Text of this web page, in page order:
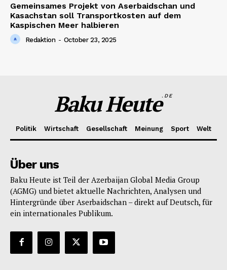
Gemeinsames Projekt von Aserbaidschan und
Kasachstan soll Transportkosten auf dem
Kaspischen Meer halbieren
Redaktion - October 23, 2025
Baku Heute.DE
Politik Wirtschaft Gesellschaft Meinung Sport Welt
Über uns
Baku Heute ist Teil der Azerbaijan Global Media Group
(AGMG) und bietet aktuelle Nachrichten, Analysen und
Hintergründe über Aserbaidschan – direkt auf Deutsch, für
ein internationales Publikum.